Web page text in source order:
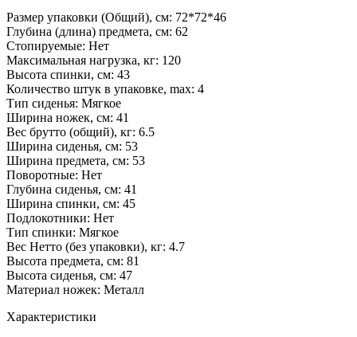
Размер упаковки (Общий), см: 72*72*46
Глубина (длина) предмета, см: 62
Стопируемые: Нет
Максимальная нагрузка, кг: 120
Высота спинки, см: 43
Количество штук в упаковке, max: 4
Тип сиденья: Мягкое
Ширина ножек, см: 41
Вес брутто (общий), кг: 6.5
Ширина сиденья, см: 53
Ширина предмета, см: 53
Поворотные: Нет
Глубина сиденья, см: 41
Ширина спинки, см: 45
Подлокотники: Нет
Тип спинки: Мягкое
Вес Нетто (без упаковки), кг: 4.7
Высота предмета, см: 81
Высота сиденья, см: 47
Материал ножек: Металл
Характеристики